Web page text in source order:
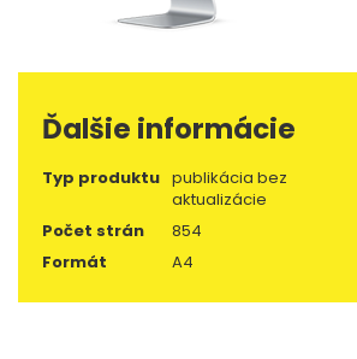
Ďalšie informácie
Typ produktu publikácia bez
aktualizácie
Počet strán
854
Formát
A4